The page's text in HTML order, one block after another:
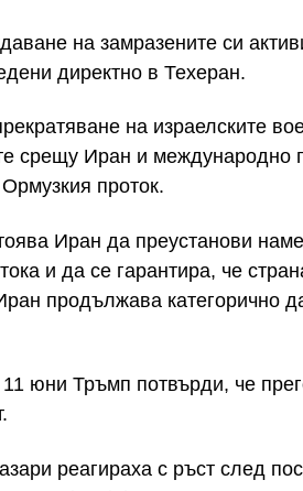
на замразените си
директно в Техеран.
на израелските
срещу Иран и международно
проток.
Иран да преустанови
и да се гарантира, че
продължава категорично
юни Тръмп потвърди, че
реагираха с ръст след